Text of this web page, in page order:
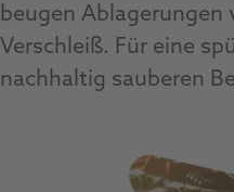
beugen Ablagerungen
Verschleiß. Für eine
nachhaltig sauberen